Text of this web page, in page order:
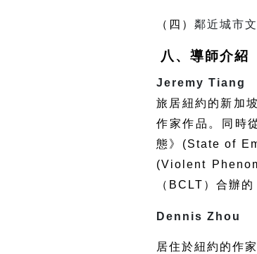
（四） 鄰近城市
八、導師介紹
Jeremy Tiang
旅居紐約的新加
作家作品。同時
態》 (State of
(Violent
（ BCLT ）合辦的
Dennis Zhou
居住於紐約的作